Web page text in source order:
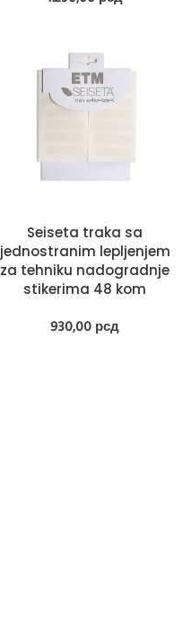
Seiseta traka sa
jednostranim lepljenjem
za tehniku nadogradnje
stikerima 48 kom
930,00 рсд